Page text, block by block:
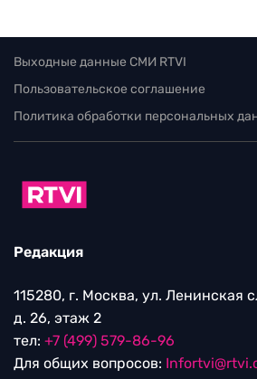
Выходные данные СМИ RTVI
Пользовательское соглашение
Политика обработки персональных
Редакция
115280, г. Москва, ул. Ленинская
д. 26, этаж 2
тел: +7 (499) 579-86-96
Для общих вопросов: